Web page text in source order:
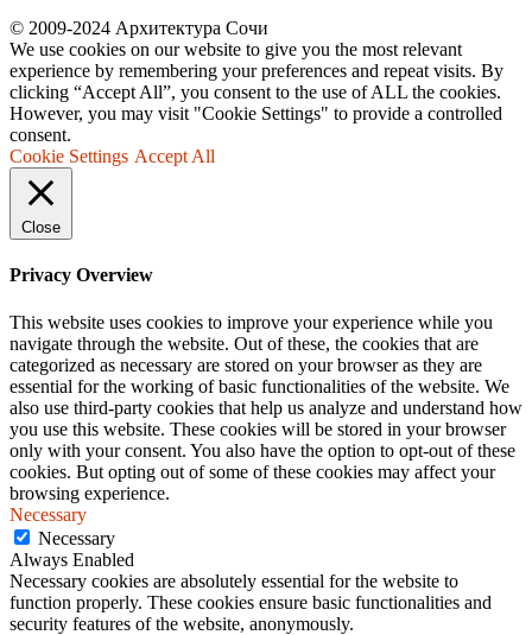
© 2009-2024 Архитектура Сочи
We use cookies on our website to give you the most relevant
experience by remembering your preferences and repeat visits. By
clicking “Accept All”, you consent to the use of ALL the cookies.
However, you may visit "Cookie Settings" to provide a controlled
consent.
Cookie Settings Accept All
Close
Privacy Overview
This website uses cookies to improve your experience while you
navigate through the website. Out of these, the cookies that are
categorized as necessary are stored on your browser as they are
essential for the working of basic functionalities of the website. We
also use third-party cookies that help us analyze and understand how
you use this website. These cookies will be stored in your browser
only with your consent. You also have the option to opt-out of these
cookies. But opting out of some of these cookies may affect your
browsing experience.
Necessary
Necessary
Always Enabled
Necessary cookies are absolutely essential for the website to
function properly. These cookies ensure basic functionalities and
security features of the website, anonymously.